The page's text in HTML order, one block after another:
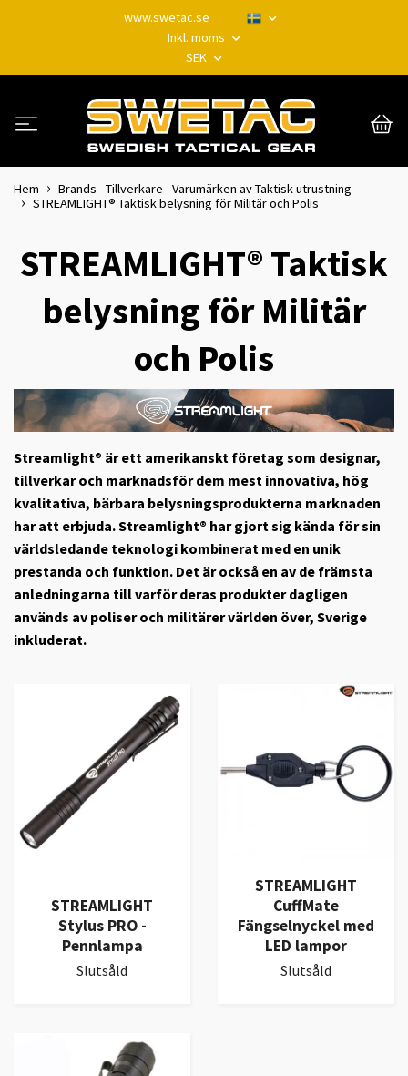
www.swetac.se
Inkl. moms
SEK
Hem
Brands - Tillverkare - Varumärken av Taktisk utrustning
STREAMLIGHT® Taktisk belysning för Militär och Polis
STREAMLIGHT® Taktisk
belysning för Militär
och Polis
Streamlight® är ett amerikanskt företag som designar,
tillverkar och marknadsför dem mest innovativa, hög
kvalitativa, bärbara belysningsprodukterna marknaden
har att erbjuda. Streamlight® har gjort sig kända för sin
världsledande teknologi kombinerat med en unik
prestanda och funktion. Det är också en av de främsta
anledningarna till varför deras produkter dagligen
används av poliser och militärer världen över, Sverige
inkluderat.
STREAMLIGHT
Stylus PRO -
Pennlampa
Slutsåld
STREAMLIGHT
CuffMate
Fängselnyckel med
LED lampor
Slutsåld